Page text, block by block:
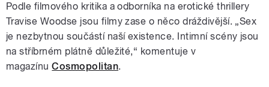
Podle filmového kritika a odborníka na erotické thrillery
Travise Woodse jsou filmy zase o něco dráždivější. „Sex
je nezbytnou součástí naší existence. Intimní scény jsou
na stříbrném plátně důležité,“ komentuje v
magazínu Cosmopolitan.